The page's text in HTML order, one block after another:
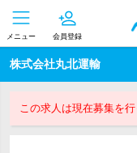
メニュー 会員登録
株式会社丸北運輸
この求人は現在募集を行